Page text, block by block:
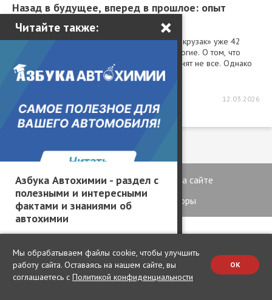
Читайте также: ×
Азбука Автохимии - раздел с
полезными и интересными
фактами и знаниями об
автохимии
Назад в будущее, вперед в прошлое: опыт
владения Toyota Land Cruiser 70
О том, что японцы выпускают древний 70-й «крузак» уже 42
года без существенных изменений, знают многие. О том, что
такой можно заказать, привезти и купить, помнят не все. Однако
мы нашли нас...
12.03.2026
Команда
Реклама на сайте
Контакты
Наши авторы
Рубрики
Новости
Темы
Авто с пробегом
Мы обрабатываем файлы cookie, чтобы улучшить
работу сайта. Оставаясь на нашем сайте, вы
соглашаетесь с Политикой конфиденциальности
OK